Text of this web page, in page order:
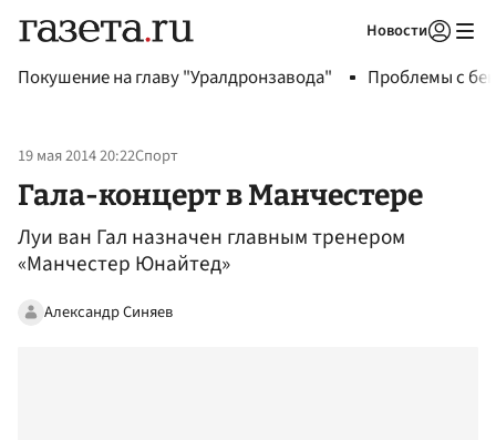
Новости
Покушение на главу "Уралдронзавода" Проблемы с
19 мая 2014 20:22Спорт
Гала-концерт в Манчестере
Луи ван Гал назначен главным тренером
«Манчестер Юнайтед»
Александр Синяев